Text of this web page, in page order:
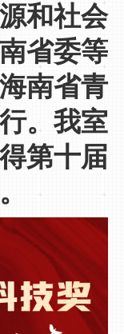
和社会
省委等
南省青
。我室
第十届